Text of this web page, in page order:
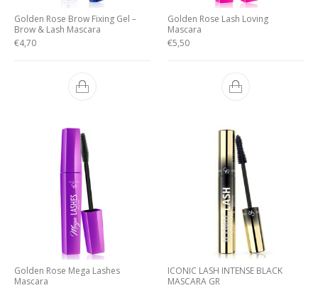
Golden Rose Brow Fixing Gel –
Brow & Lash Mascara
€4,70
Golden Rose Lash Loving
Mascara
€5,50
Golden Rose Mega Lashes
Mascara
ICONIC LASH INTENSE BLACK
MASCARA GR